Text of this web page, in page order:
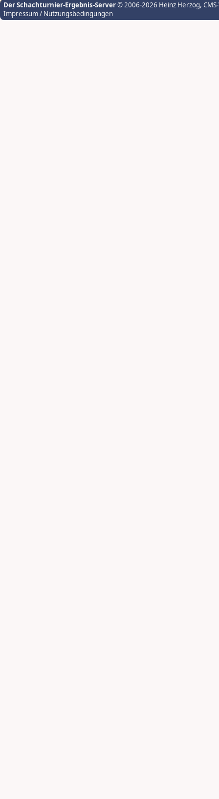
Der Schachturnier-Ergebnis-Server© 2006-2026 Heinz Herzog,
Impressum / Nutzungsbedingungen